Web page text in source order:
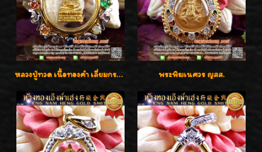
หลวงปู่ทวด เนื้อทองคำ เลี่ยมกรอบทองคำประดับเพชรแท้และพลอยนพเก้า น่ารักมากๆค่ะ พระพิฆเนศวร ญสส.